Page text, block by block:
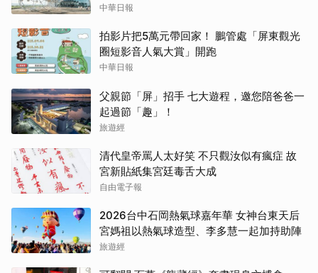
中華日報
拍影片把5萬元帶回家！ 鵬管處「屏東觀光
圈短影音人氣大賞」開跑
中華日報
父親節「屏」招手 七大遊程，邀您陪爸爸一
起過節「趣」！
旅遊經
清代皇帝罵人太好笑 不只觀汝似有瘋症 故
宮新貼紙集宮廷毒舌大成
自由電子報
2026台中石岡熱氣球嘉年華 女神台東天后
宮媽祖以熱氣球造型、李多慧一起加持助陣
旅遊經